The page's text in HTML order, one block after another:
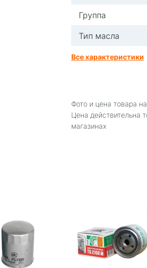
Группа
Тип масла
Все характеристики
Фото и цена товара
Цена действительна
магазинах